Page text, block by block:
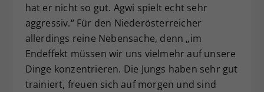
hat er nicht so gut. Agwi spielt echt sehr
aggressiv.“ Für den Niederösterreicher
allerdings reine Nebensache, denn „im
Endeffekt müssen wir uns vielmehr auf unsere
Dinge konzentrieren. Die Jungs haben sehr gut
trainiert, freuen sich auf morgen und sind